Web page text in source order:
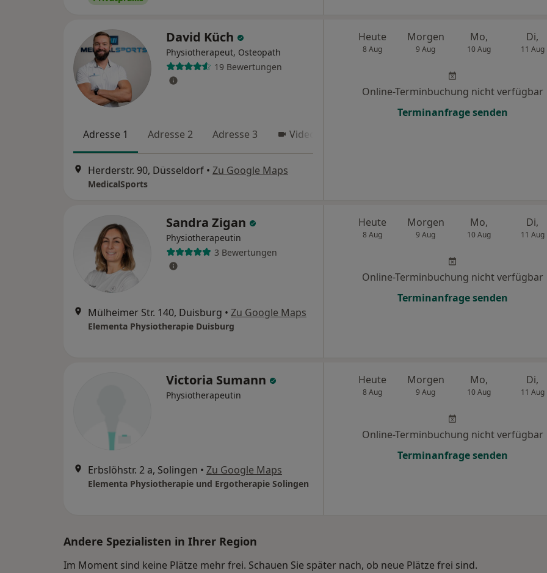
David Küch
Physiotherapeut, Osteopath
19 Bewertungen
Adresse 1 Adresse 2 Adresse 3 Videosprechstunde
Herderstr. 90, Düsseldorf • Zu Google Maps
MedicalSports
Heute
8 Aug
Morgen
9 Aug
Mo,
10 Aug
Di,
11 Aug
Online-Terminbuchung nicht verfügbar
Terminanfrage senden
Sandra Zigan
Physiotherapeutin
3 Bewertungen
Mülheimer Str. 140, Duisburg • Zu Google Maps
Elementa Physiotherapie Duisburg
Heute
8 Aug
Morgen
9 Aug
Mo,
10 Aug
Di,
11 Aug
Online-Terminbuchung nicht verfügbar
Terminanfrage senden
Victoria Sumann
Physiotherapeutin
Erbslöhstr. 2 a, Solingen • Zu Google Maps
Elementa Physiotherapie und Ergotherapie Solingen
Heute
8 Aug
Morgen
9 Aug
Mo,
10 Aug
Di,
11 Aug
Online-Terminbuchung nicht verfügbar
Terminanfrage senden
Andere Spezialisten in Ihrer Region
Im Moment sind keine Plätze mehr frei. Schauen Sie später nach, ob neue Plätze frei sind.